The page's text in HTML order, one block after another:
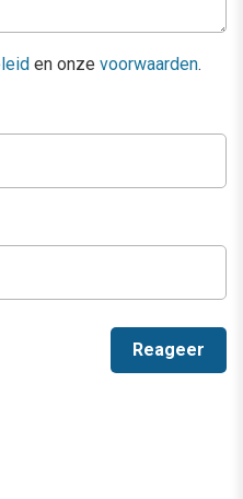
en onze voorwaarden.